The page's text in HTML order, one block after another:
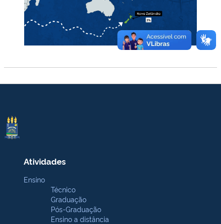
Atividades
Ensino
Técnico
Graduação
Pós-Graduação
Ensino a distância